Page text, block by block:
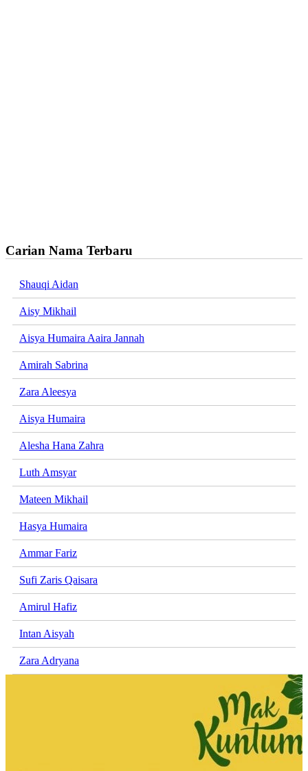
Carian Nama Terbaru
Shauqi Aidan
Aisy Mikhail
Aisya Humaira Aaira Jannah
Amirah Sabrina
Zara Aleesya
Aisya Humaira
Alesha Hana Zahra
Luth Amsyar
Mateen Mikhail
Hasya Humaira
Ammar Fariz
Sufi Zaris Qaisara
Amirul Hafiz
Intan Aisyah
Zara Adryana